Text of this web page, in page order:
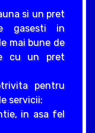
si un pret
gasesti in
mai bune de
cu un pret
pentru
servicii:
in asa fel